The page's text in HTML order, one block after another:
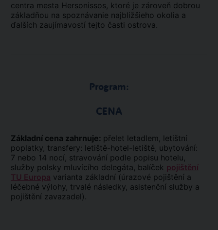
centra mesta Hersonissos, ktoré je zároveň dobrou
základňou na spoznávanie najbližšieho okolia a
ďalších zaujímavostí tejto časti ostrova.
Program:
CENA
Základní cena zahrnuje: přelet letadlem, letištní
poplatky, transfery: letiště-hotel-letiště, ubytování:
7 nebo 14 nocí, stravování podle popisu hotelu,
služby polsky mluvícího delegáta, balíček pojištění
TU Europa varianta základní (úrazové pojištění a
léčebné výlohy, trvalé následky, asistenční služby a
pojištění zavazadel).